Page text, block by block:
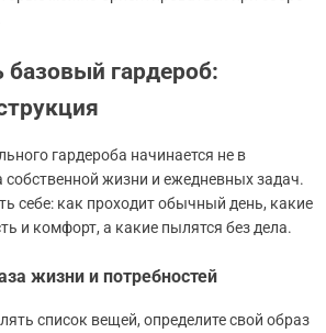
базовый гардероб:
гардероба начинается не в
собственной жизни и ежедневных задач.
себе: как проходит обычный день, какие
и комфорт, а какие пылятся без дела.
жизни и потребностей
список вещей, определите свой образ